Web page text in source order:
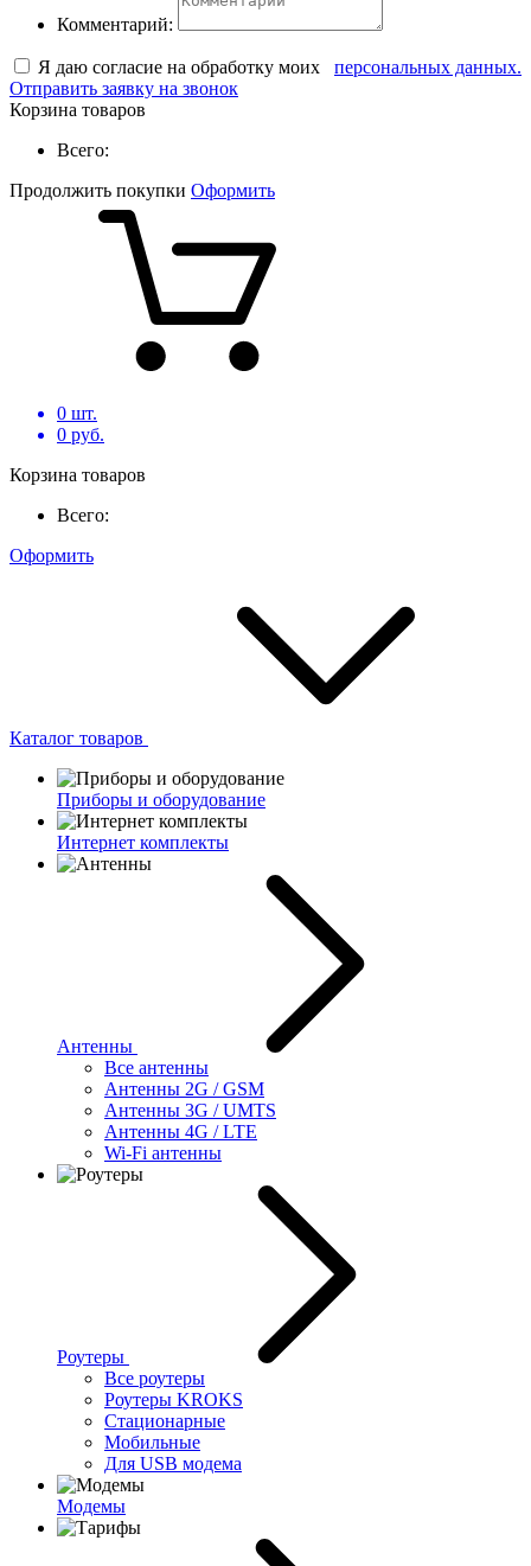
Комментарий:
Я даю согласие на обработку моих
персональных данных.
Отправить заявку на звонок
Корзина товаров
Всего:
Продолжить покупки Оформить
0 шт.
0 руб.
Корзина товаров
Всего:
Оформить
Каталог товаров
Приборы и оборудование
Интернет комплекты
Антенны
Все антенны
Антенны 2G / GSM
Антенны 3G / UMTS
Антенны 4G / LTE
Wi-Fi антенны
Роутеры
Все роутеры
Роутеры KROKS
Стационарные
Мобильные
Для USB модема
Модемы